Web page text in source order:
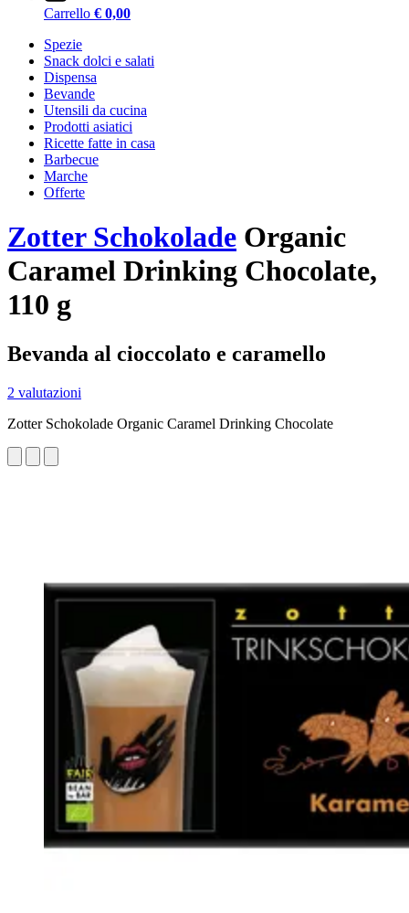
Carrello € 0,00
Spezie
Snack dolci e salati
Dispensa
Bevande
Utensili da cucina
Prodotti asiatici
Ricette fatte in casa
Barbecue
Marche
Offerte
Zotter Schokolade Organic
Caramel Drinking Chocolate,
110 g
Bevanda al cioccolato e caramello
2 valutazioni
Zotter Schokolade Organic Caramel Drinking Chocolate